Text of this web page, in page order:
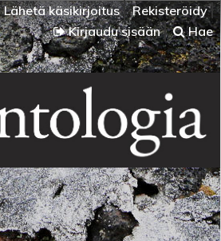
Lähetä käsikirjoitus
Rekisteröidy
Kirjaudu sisään
Hae